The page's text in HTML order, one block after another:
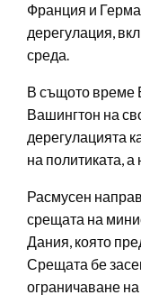
Франция и
дерегулация,
среда.
В същото време
Вашингтон на
дерегулацията
на политиката, а
Расмусен
срещата на
Дания, която
Срещата бе
ограничаване